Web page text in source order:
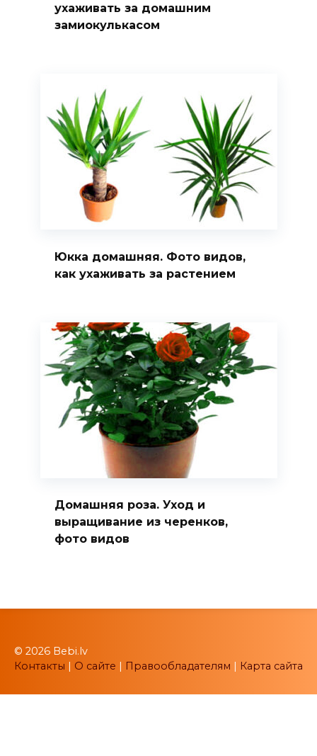
ухаживать за домашним
замиокулькасом
Юкка домашняя. Фото видов,
как ухаживать за растением
Домашняя роза. Уход и
выращивание из черенков,
фото видов
© 2026 Bebi.lv
Контакты | О сайте | Правообладателям | Карта сайта